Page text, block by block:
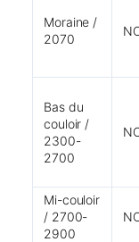
Moraine /
2070
Bas du
couloir /
2300-
2700
Mi-couloir
/ 2700-
2900